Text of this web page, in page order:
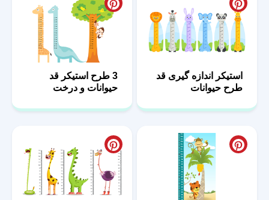
استیکر اندازه گیری قد
طرح حیوانات
3 طرح استیکر قد
حیوانات و درخت